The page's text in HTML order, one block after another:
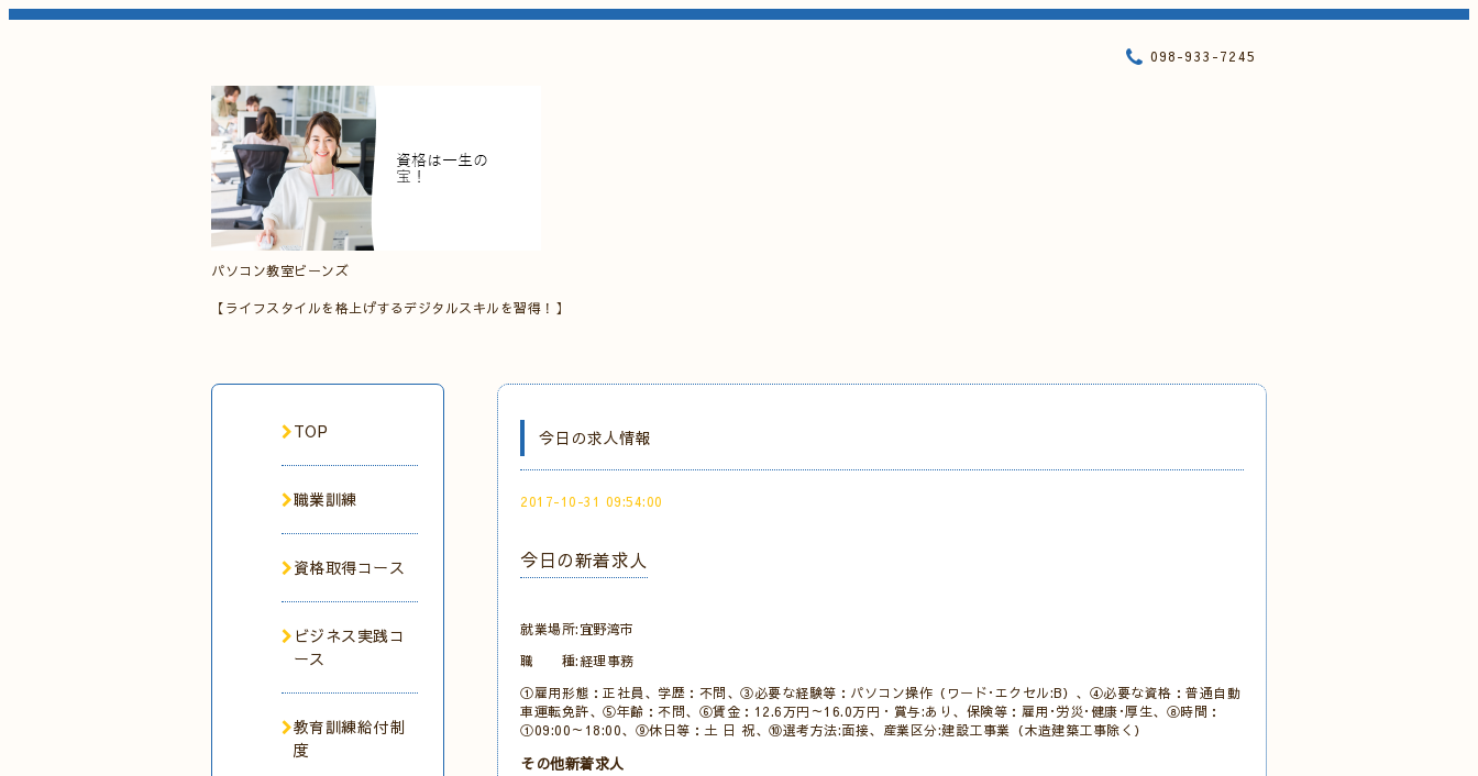
パソコン教室ビーンズ
【ライフスタイルを格上げするデジタルスキルを習得！】
098-933-7245
今日の求人情報
2017-10-31 09:54:00
今日の新着求人
就業場所:宜野湾市
職 種:経理事務
①雇用形態：正社員、学歴：不問、③必要な経験等：パソコン操作（ワード･エクセル:B）、④必要な資格：普通自動
車運転免許、⑤年齢：不問、⑥賃金：12.6万円～16.0万円・賞与:あり、保険等：雇用･労災･健康･厚生、⑧時間：
①09:00～18:00、⑨休日等：土 日 祝、⑩選考方法:面接、産業区分:建設工事業（木造建築工事除く）
その他新着求人
TOP
職業訓練
資格取得コース
ビジネス実践コ
ース
教育訓練給付制
度